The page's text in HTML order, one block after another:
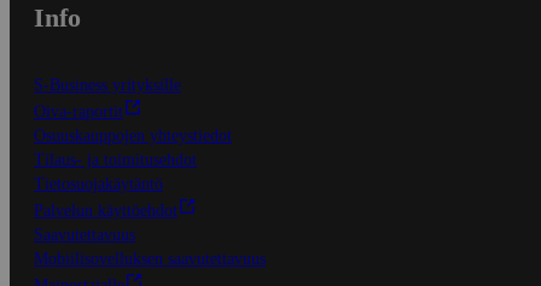
Info
S-Business yrityksille
Oiva-raportit
Osuuskauppojen yhteystiedot
Tilaus- ja toimitusehdot
Tietosuojakäytäntö
Palvelun käyttöehdot
Saavutettavuus
Mobiilisovelluksen saavutettavuus